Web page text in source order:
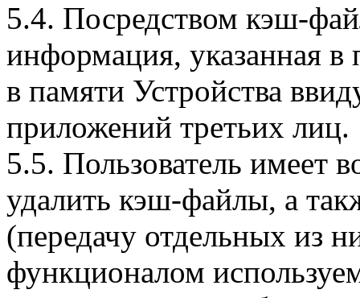
5.4. Посредством кэш-
информация, указанная в
в памяти Устройства
приложений третьих лиц.
5.5. Пользователь имеет
удалить кэш-файлы, а
(передачу отдельных из
функционалом